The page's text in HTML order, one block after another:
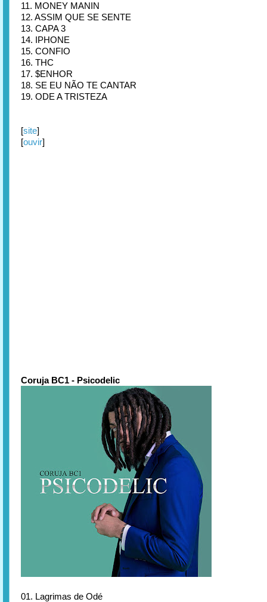
11. MONEY MANIN
12. ASSIM QUE SE SENTE
13. CAPA 3
14. IPHONE
15. CONFIO
16. THC
17. $ENHOR
18. SE EU NÃO TE CANTAR
19. ODE A TRISTEZA
[site]
[ouvir]
Coruja BC1 - Psicodelic
01. Lagrimas de Odé